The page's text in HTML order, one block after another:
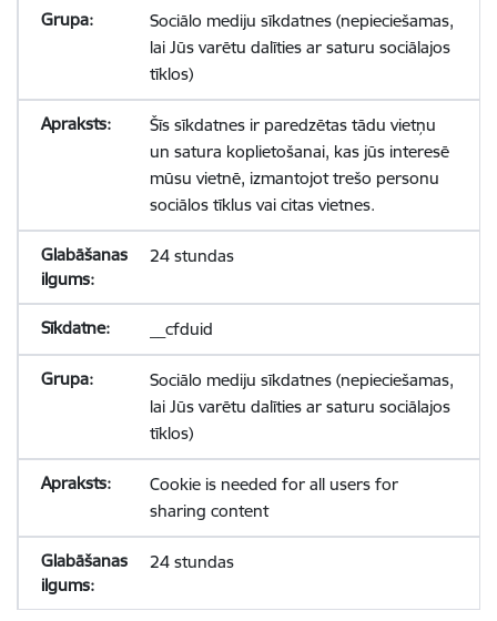
Sociālo mediju sīkdatnes (nepieciešamas,
lai Jūs varētu dalīties ar saturu sociālajos
tīklos)
Šīs sīkdatnes ir paredzētas tādu vietņu
un satura koplietošanai, kas jūs interesē
mūsu vietnē, izmantojot trešo personu
sociālos tīklus vai citas vietnes.
24 stundas
__cfduid
Sociālo mediju sīkdatnes (nepieciešamas,
lai Jūs varētu dalīties ar saturu sociālajos
tīklos)
Cookie is needed for all users for
sharing content
24 stundas